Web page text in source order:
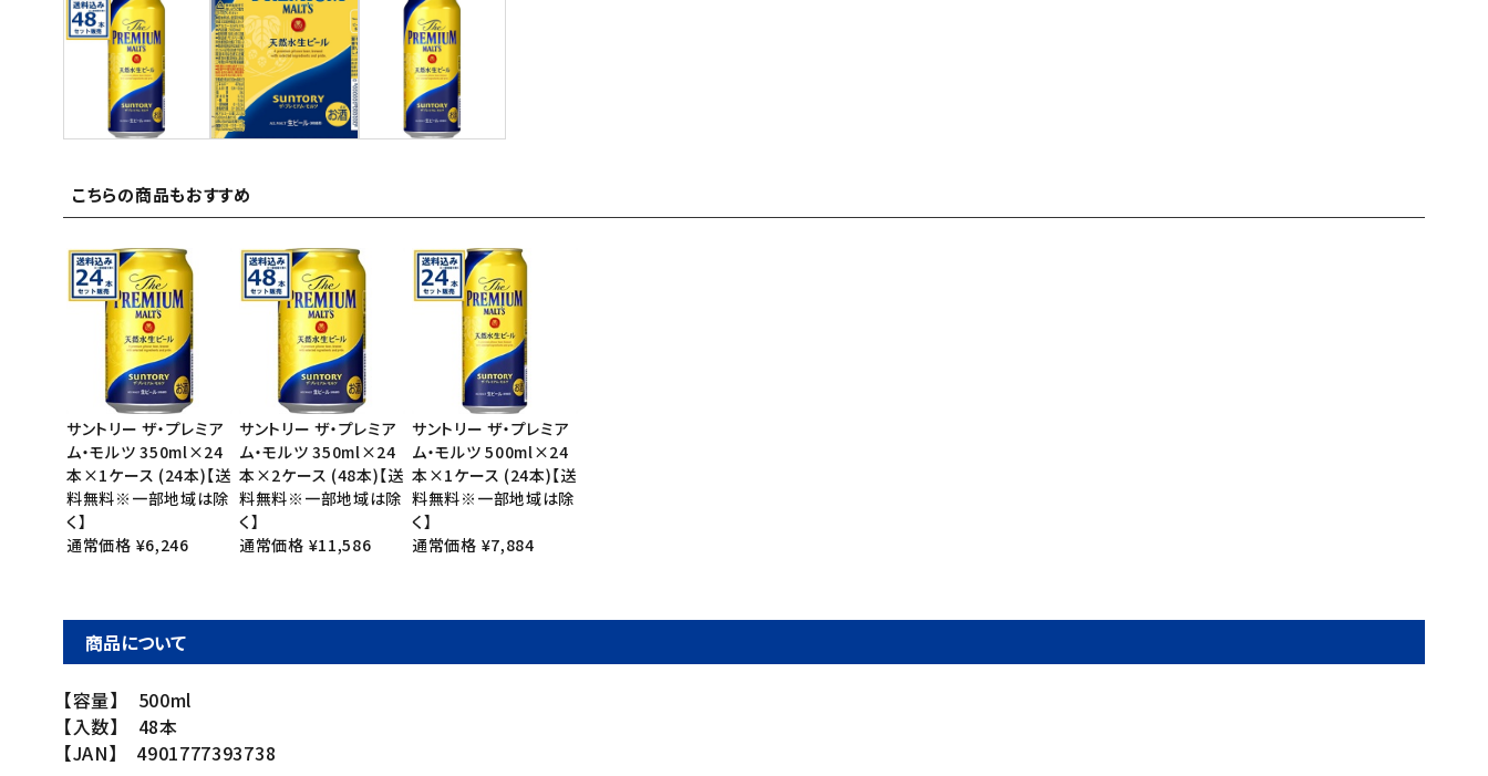
ペット用品
SHOP GUIDE
ご利用ガイド
特定商取引法表示について
プライバシーポリシー
利用規約
こちらの商品もおすすめ
サントリー ザ・プレミア
ム・モルツ 350ml×24
本×1ケース (24本)【送
料無料※一部地域は除
く】
通常価格 ¥6,246
サントリー ザ・プレミア
ム・モルツ 350ml×24
本×2ケース (48本)【送
料無料※一部地域は除
く】
通常価格 ¥11,586
サントリー ザ・プレミア
ム・モルツ 500ml×24
本×1ケース (24本)【送
料無料※一部地域は除
く】
通常価格 ¥7,884
商品について
【容量】 500ml
【入数】 48本
【JAN】 4901777393738